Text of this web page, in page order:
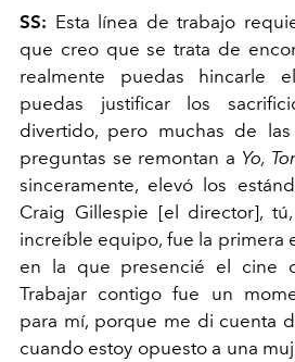
SS: Esta línea de trabajo
que creo que se trata de
realmente puedas hincarle
puedas justificar los
divertido, pero muchas de
preguntas se remontan a Yo,
sinceramente, elevó los
Craig Gillespie [el director],
increíble equipo, fue la primera
en la que presencié el cine
Trabajar contigo fue un
para mí, porque me di cuenta
cuando estoy opuesto a una